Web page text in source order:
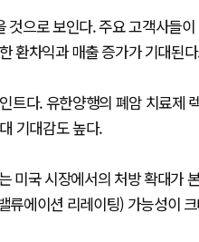
으로 보인다. 주요 고객사들
환차익과 매출 증가가 기대된
다. 유한양행의 폐암 치료제
기대감도 높다.
미국 시장에서의 처방 확대가
류에이션 리레이팅) 가능성이